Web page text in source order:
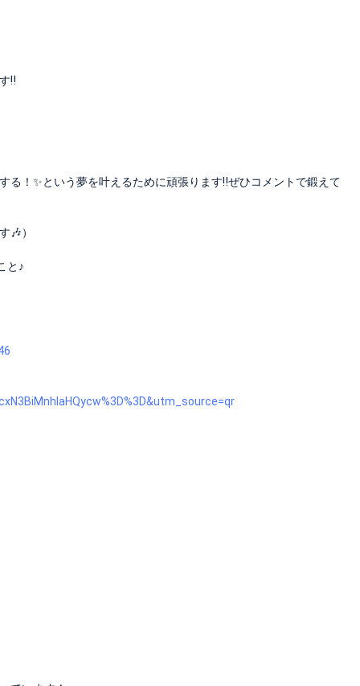
‼️
！✨という夢を叶えるために頑張ります‼️ぜひコメントで鍛えて
🎶）
と♪